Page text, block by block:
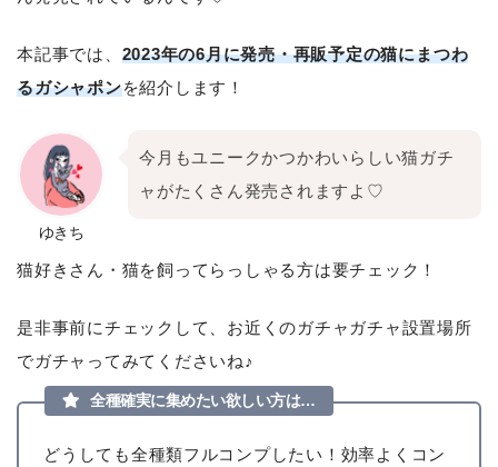
本記事では、 2023年の6月に発売・再販予定の猫にまつわ
るガシャポンを紹介します！
ゆきち
今月もユニークかつかわいらしい猫ガチ
ャがたくさん発売されますよ♡
猫好きさん・猫を飼ってらっしゃる方は要チェック！
是非事前にチェックして、お近くのガチャガチャ設置場所
でガチャってみてくださいね♪
全種確実に集めたい欲しい方は…
どうしても全種類フルコンプしたい！効率よくコン